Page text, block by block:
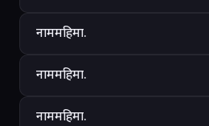
नाममहिमा.
नाममहिमा.
नाममहिमा.